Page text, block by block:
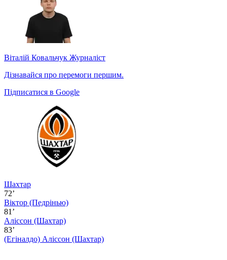
Віталій Ковальчук Журналіст
Дізнавайся про перемоги першим.
Підписатися в Google
Шахтар
72’
Віктор (Педрінью)
81’
Аліссон (Шахтар)
83’
(Егіналдо) Аліссон (Шахтар)